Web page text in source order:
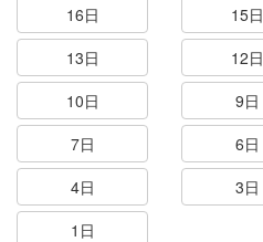
16日
15日
13日
12日
10日
9日
7日
6日
4日
3日
1日